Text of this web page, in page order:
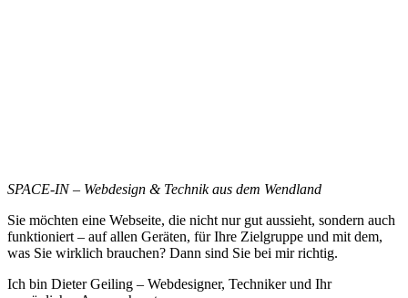
SPACE-IN – Webdesign & Technik aus dem Wendland
Sie möchten eine Webseite, die nicht nur gut aussieht, sondern auch
funktioniert – auf allen Geräten, für Ihre Zielgruppe und mit dem,
was Sie wirklich brauchen? Dann sind Sie bei mir richtig.
Ich bin Dieter Geiling – Webdesigner, Techniker und Ihr